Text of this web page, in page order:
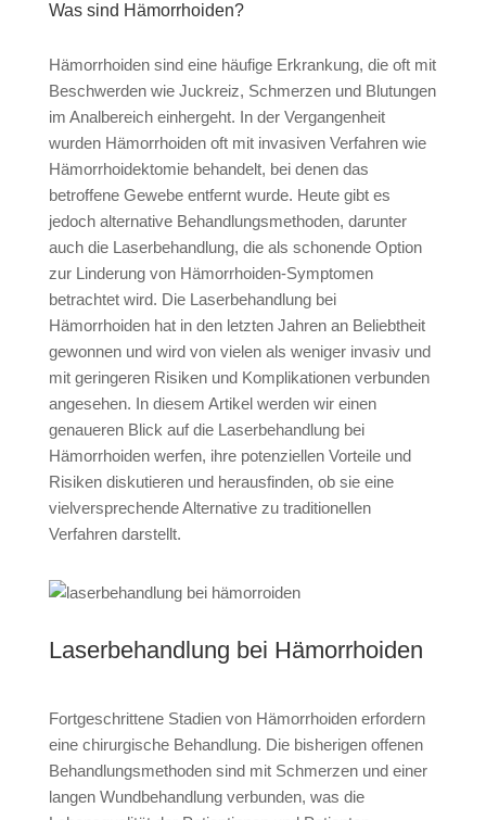
Was sind Hämorrhoiden?
Hämorrhoiden sind eine häufige Erkrankung, die oft mit
Beschwerden wie Juckreiz, Schmerzen und Blutungen
im Analbereich einhergeht. In der Vergangenheit
wurden Hämorrhoiden oft mit invasiven Verfahren wie
Hämorrhoidektomie behandelt, bei denen das
betroffene Gewebe entfernt wurde. Heute gibt es
jedoch alternative Behandlungsmethoden, darunter
auch die Laserbehandlung, die als schonende Option
zur Linderung von Hämorrhoiden-Symptomen
betrachtet wird. Die Laserbehandlung bei
Hämorrhoiden hat in den letzten Jahren an Beliebtheit
gewonnen und wird von vielen als weniger invasiv und
mit geringeren Risiken und Komplikationen verbunden
angesehen. In diesem Artikel werden wir einen
genaueren Blick auf die Laserbehandlung bei
Hämorrhoiden werfen, ihre potenziellen Vorteile und
Risiken diskutieren und herausfinden, ob sie eine
vielversprechende Alternative zu traditionellen
Verfahren darstellt.
Laserbehandlung bei Hämorrhoiden
Fortgeschrittene Stadien von Hämorrhoiden erfordern
eine chirurgische Behandlung. Die bisherigen offenen
Behandlungsmethoden sind mit Schmerzen und einer
langen Wundbehandlung verbunden, was die